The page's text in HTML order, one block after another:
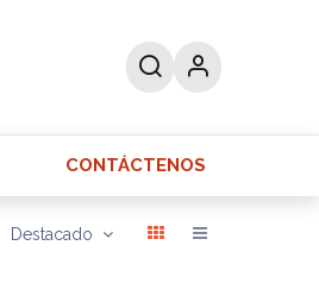
CONTÁCTENOS
Destacado